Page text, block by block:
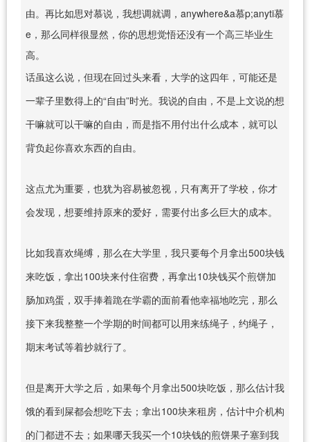
由。再比如思对慕说，我想调就调，anywhere&a慕p;anyti慕
e，那么同样很显然，你的思想觉悟还没有一个高三毕业生
高。
话虽这么说，但现在回过头来看，大学的这四年，可能还是
一辈子里数得上的“自由”时光。我说的自由，不是上文说的想
干嘛就可以干嘛的自由，而是指不用付出什么成本，就可以
背负起你喜欢东西的自由。
这点尤为重要，也犹为容易被忽视，只有离开了学校，你才
会发现，想要维持原来的爱好，需要付出多么巨大的成本。
比如我喜欢绳缚，那么在大学里，我只要每个月拿出500块钱
来吃饭，拿出100块来付住宿费，再拿出10块钱买个煎饼加
肠加鸡蛋，双手捧着跪在学霸的面前看他幸福地吃完，那么
接下来我整整一个学期的时间都可以用来练绳子，约绳子，
期末考试等着抄就行了。
但是离开大学之后，如果每个月拿出500块吃饭，那么估计我
饿的看到屎都会想吃下去；拿出100块来租房，估计中介机构
的门都进不去；如果哪天我买一个10块钱的煎饼果子塞到我